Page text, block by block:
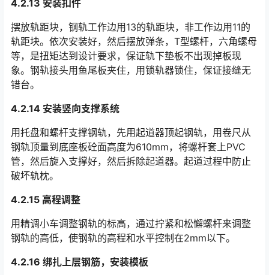
4.2.13 安装扣件
摆放轨距块，钢轨工作边用13的轨距块，非工作边用11的
轨距块。依次安装好，然后摆放弹条，T型螺杆，六角螺母
等，是扭矩达到设计要求，保证轨下垫板不出现掉板现
象。钢轨接头用鱼尾板夹住，用锁轨器锁住，保证接缝无
错台。󠅅󠅃󠄵󠅂󠄪󠇖󠆨󠆨󠇕󠆞󠆒󠅬󠇘󠆭󠆘󠇙󠆝󠅵󠇗󠆭󠆁󠄐󠇗󠅹󠅸󠇖󠆍󠅳󠇖󠅹󠅰󠇖󠆌󠅹
4.2.14 安装竖向支撑系统
用托盘和螺杆支撑钢轨，先用起道器顶起钢轨，用卷尺从
钢轨顶量到底座板砼面高度为610mm，将螺杆套上PVC
管，然后旋入支撑好，然后拆除起道器。起道过程中防止
破坏轨枕。󠅅󠅃󠄵󠅂󠄪󠇖󠆨󠆨󠇕󠆞󠆒󠅬󠇘󠆭󠆘󠇙󠆝󠅵󠇗󠆭󠆁󠄐󠇗󠅹󠅸󠇖󠆍󠅳󠇖󠅹󠅰󠇖󠆌󠅹
4.2.15 高程调整
用精调小车调整钢轨的标高，通过拧紧和松懈螺杆来调整
钢轨的高低，使钢轨的高程和水平控制在2mm以下。
4.2.16 绑扎上层钢筋，安装模板